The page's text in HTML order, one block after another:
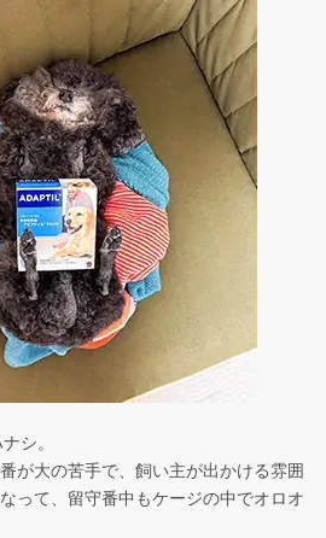
シ。
が大の苦手で、飼い主が出かける雰囲
って、留守番中もケージの中でオロオ